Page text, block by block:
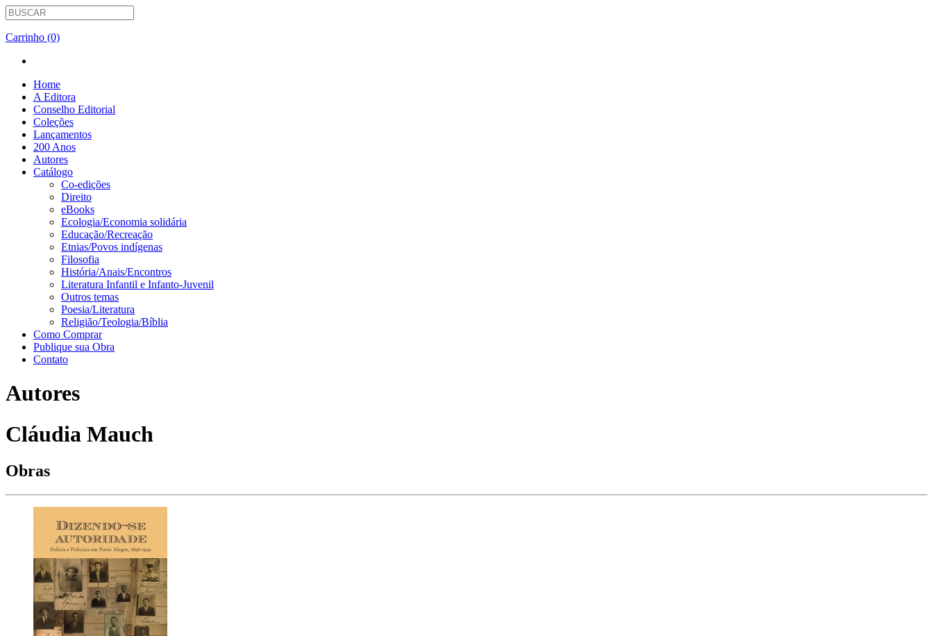
Carrinho (0)
Home
A Editora
Conselho Editorial
Coleções
Lançamentos
200 Anos
Autores
Catálogo
Co-edições
Direito
eBooks
Ecologia/Economia solidária
Educação/Recreação
Etnias/Povos indígenas
Filosofia
História/Anais/Encontros
Literatura Infantil e Infanto-Juvenil
Outros temas
Poesia/Literatura
Religião/Teologia/Bíblia
Como Comprar
Publique sua Obra
Contato
Autores
Cláudia Mauch
Obras